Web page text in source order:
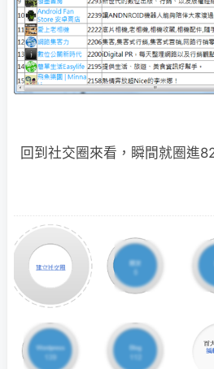
回到社交圈來看，瞬間就圈進